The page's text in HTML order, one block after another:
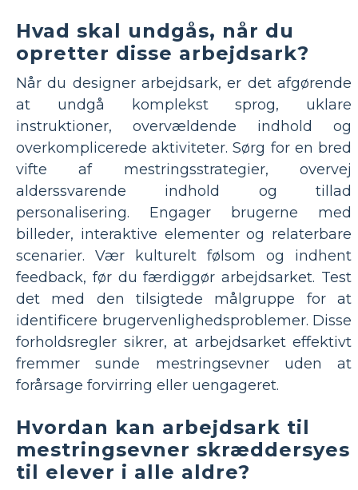
Hvad skal undgås, når du
opretter disse arbejdsark?
Når du designer arbejdsark, er det afgørende
at undgå komplekst sprog, uklare
instruktioner, overvældende indhold og
overkomplicerede aktiviteter. Sørg for en bred
vifte af mestringsstrategier, overvej
alderssvarende indhold og tillad
personalisering. Engager brugerne med
billeder, interaktive elementer og relaterbare
scenarier. Vær kulturelt følsom og indhent
feedback, før du færdiggør arbejdsarket. Test
det med den tilsigtede målgruppe for at
identificere brugervenlighedsproblemer. Disse
forholdsregler sikrer, at arbejdsarket effektivt
fremmer sunde mestringsevner uden at
forårsage forvirring eller uengageret.
Hvordan kan arbejdsark til
mestringsevner skræddersyes
til elever i alle aldre?